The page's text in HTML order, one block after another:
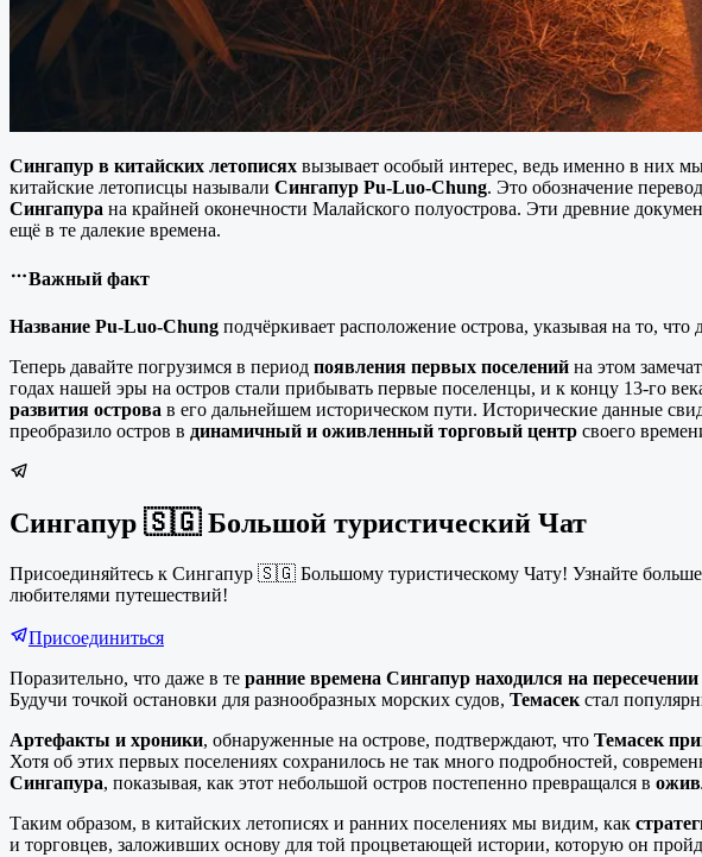
Сингапур в китайских летописях вызывает особый интерес, ведь именно в них
китайские летописцы называли Сингапур Pu-Luo-Chung. Это обозначение
Сингапура на крайней оконечности Малайского полуострова. Эти древние
ещё в те далекие времена.
Важный факт
Название Pu-Luo-Chung подчёркивает расположение острова, указывая на то,
Теперь давайте погрузимся в период появления первых поселений на этом
годах нашей эры на остров стали прибывать первые поселенцы, и к концу 13-го
развития острова в его дальнейшем историческом пути. Исторические данные
преобразило остров в динамичный и оживленный торговый центр своего
Сингапур 🇸🇬 Большой туристический Чат
Присоединяйтесь к Сингапур 🇸🇬 Большому туристическому Чату! Узнайте
любителями путешествий!
Присоединиться
Поразительно, что даже в те ранние времена Сингапур находился на
Будучи точкой остановки для разнообразных морских судов, Темасек стал
Артефакты и хроники, обнаруженные на острове, подтверждают, что Темасек
Хотя об этих первых поселениях сохранилось не так много подробностей,
Сингапура, показывая, как этот небольшой остров постепенно превращался в
Таким образом, в китайских летописях и ранних поселениях мы видим, как
и торговцев, заложивших основу для той процветающей истории, которую он